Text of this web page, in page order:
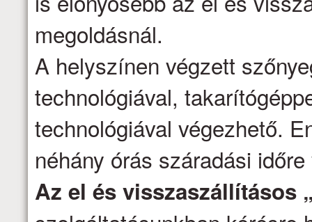
megoldásnál.
A helyszínen végzett
technológiával,
technológiával végezhető.
néhány órás száradási
Az el és visszaszállításos